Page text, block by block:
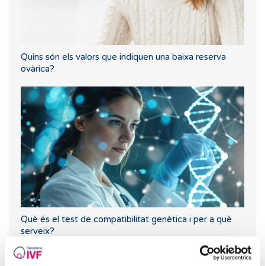
Quins són els valors que indiquen una baixa reserva
ovàrica?
Què és el test de compatibilitat genètica i per a què
serveix?